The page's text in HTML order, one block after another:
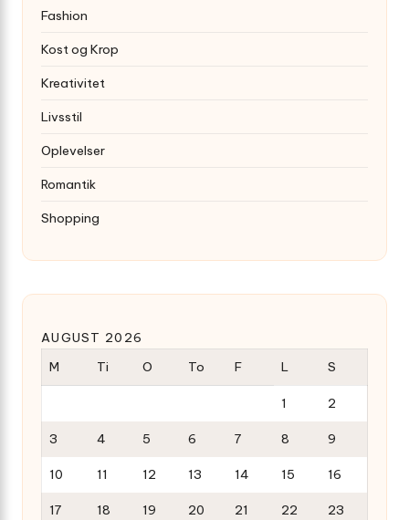
Fashion
Kost og Krop
Kreativitet
Livsstil
Oplevelser
Romantik
Shopping
AUGUST 2026
M
Ti O To F L S
1 2
3 4 5 6 7 8 9
10 11 12 13 14 15 16
17 18 19 20 21 22 23